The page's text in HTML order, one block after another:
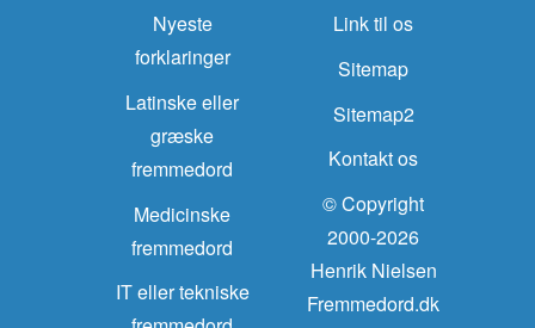
Nyeste
forklaringer
Latinske eller
græske
fremmedord
Medicinske
fremmedord
IT eller tekniske
Link til os
Sitemap
Sitemap2
Kontakt os
© Copyright
2000-2026
Henrik Nielsen
Fremmedord.dk